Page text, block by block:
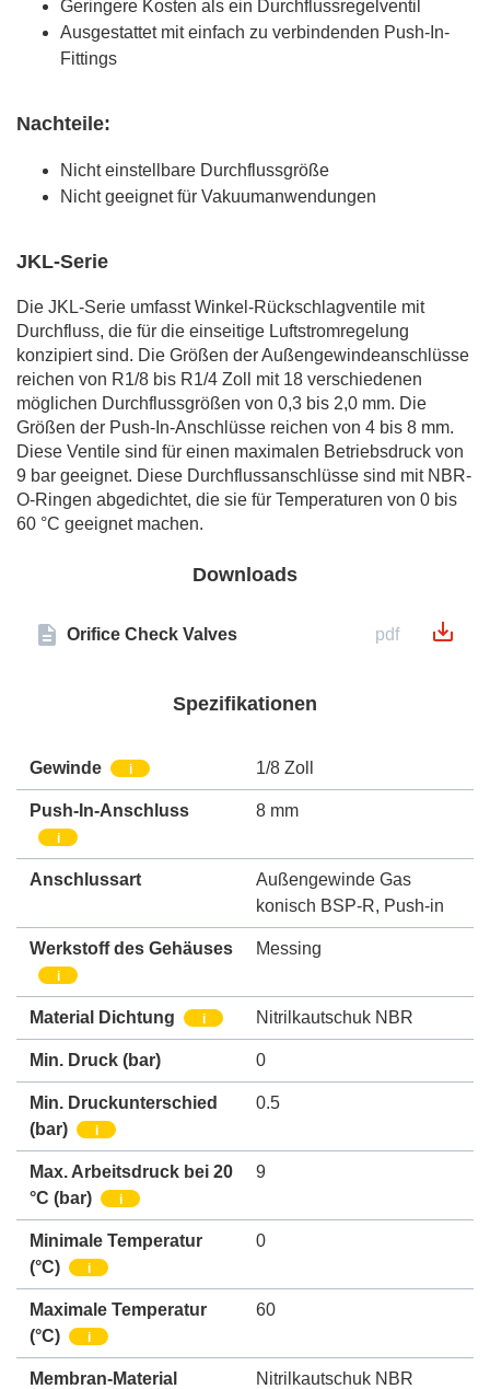
Geringere Kosten als ein Durchflussregelventil
Ausgestattet mit einfach zu verbindenden Push-In-
Fittings
Nachteile:
Nicht einstellbare Durchflussgröße
Nicht geeignet für Vakuumanwendungen
JKL-Serie
Die JKL-Serie umfasst Winkel-Rückschlagventile mit
Durchfluss, die für die einseitige Luftstromregelung
konzipiert sind. Die Größen der Außengewindeanschlüsse
reichen von R1/8 bis R1/4 Zoll mit 18 verschiedenen
möglichen Durchflussgrößen von 0,3 bis 2,0 mm. Die
Größen der Push-In-Anschlüsse reichen von 4 bis 8 mm.
Diese Ventile sind für einen maximalen Betriebsdruck von
9 bar geeignet. Diese Durchflussanschlüsse sind mit NBR-
O-Ringen abgedichtet, die sie für Temperaturen von 0 bis
60 °C geeignet machen.
Downloads
Orifice Check Valves pdf
Spezifikationen
Gewinde i 1/8 Zoll
Push-In-Anschluss
i
8 mm
Anschlussart
Außengewinde Gas
konisch BSP-R, Push-in
Werkstoff des Gehäuses
i
Messing
Material Dichtung i Nitrilkautschuk NBR
Min. Druck (bar) 0
Min. Druckunterschied
(bar)
i
0.5
Max. Arbeitsdruck bei 20
°C (bar)
i
9
Minimale Temperatur
(°C)
i
0
Maximale Temperatur
(°C)
i
60
Membran-Material Nitrilkautschuk NBR